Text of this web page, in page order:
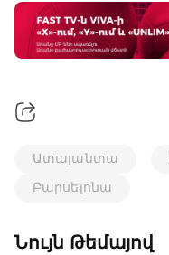
Ատալանտա
Բարսելոնա
Նույն Թեմայով